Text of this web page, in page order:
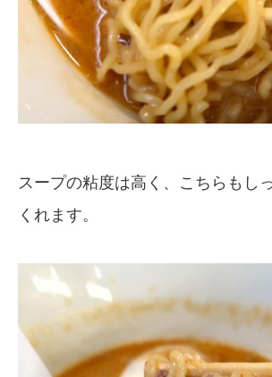
スープの粘度は高く、こちらもし
くれます。